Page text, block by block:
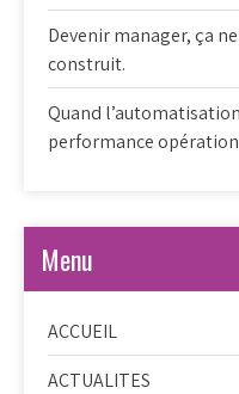
Devenir manager, ça
construit.
Quand
performance
Menu
ACCUEIL
ACTUALITES